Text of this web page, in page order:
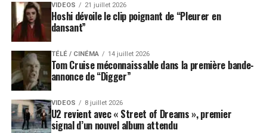
VIDEOS 21 juillet 2026
Hoshi dévoile le clip poignant de “Pleurer en
dansant”
TÉLÉ / CINÉMA 14 juillet 2026
Tom Cruise méconnaissable dans la première bande-
annonce de “Digger”
VIDEOS 8 juillet 2026
U2 revient avec « Street of Dreams », premier
signal d’un nouvel album attendu